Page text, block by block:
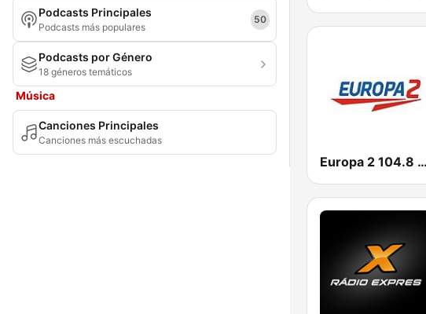
Podcasts Principales
Podcasts más populares
50
Podcasts por Género
18 géneros temáticos
Música
Canciones Principales
Canciones más escuchadas
Europa 2 104.8 FM